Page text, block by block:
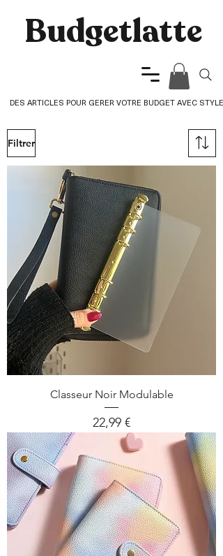
Budgetlatte​
DES ARTICLES POUR GERER VOTRE BUDGET AVEC STYLE
Filtrer
Classeur Noir Modulable
Prix
22,99 €